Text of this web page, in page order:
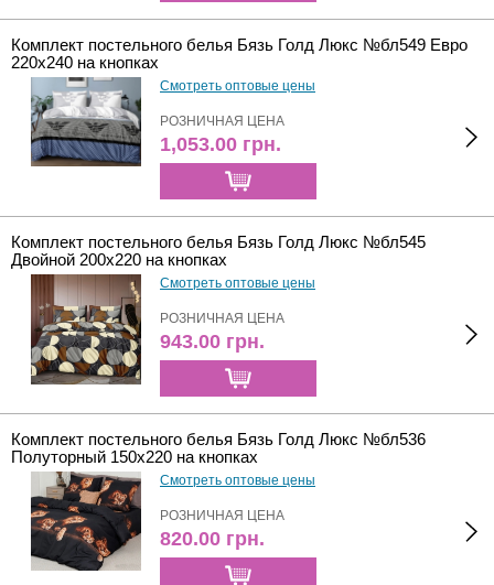
Комплект постельного белья Бязь Голд Люкс №бл549 Евро
220х240 на кнопках
Смотреть оптовые цены
РОЗНИЧНАЯ ЦЕНА
1,053.00 грн.
Комплект постельного белья Бязь Голд Люкс №бл545
Двойной 200х220 на кнопках
Смотреть оптовые цены
РОЗНИЧНАЯ ЦЕНА
943.00 грн.
Комплект постельного белья Бязь Голд Люкс №бл536
Полуторный 150х220 на кнопках
Смотреть оптовые цены
РОЗНИЧНАЯ ЦЕНА
820.00 грн.